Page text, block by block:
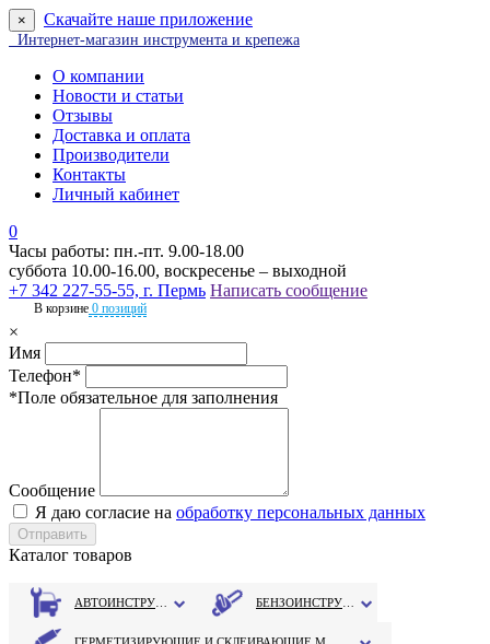
× Скачайте наше приложение
Интернет-магазин инструмента и крепежа
О компании
Новости и статьи
Отзывы
Доставка и оплата
Производители
Контакты
Личный кабинет
0
Часы работы: пн.-пт. 9.00-18.00
суббота 10.00-16.00, воскресенье – выходной
+7 342 227-55-55, г. Пермь Написать сообщение
В корзине 0 позиций
×
Имя
Телефон*
*Поле обязательное для заполнения
Сообщение
Я даю согласие на обработку персональных данных
Каталог товаров